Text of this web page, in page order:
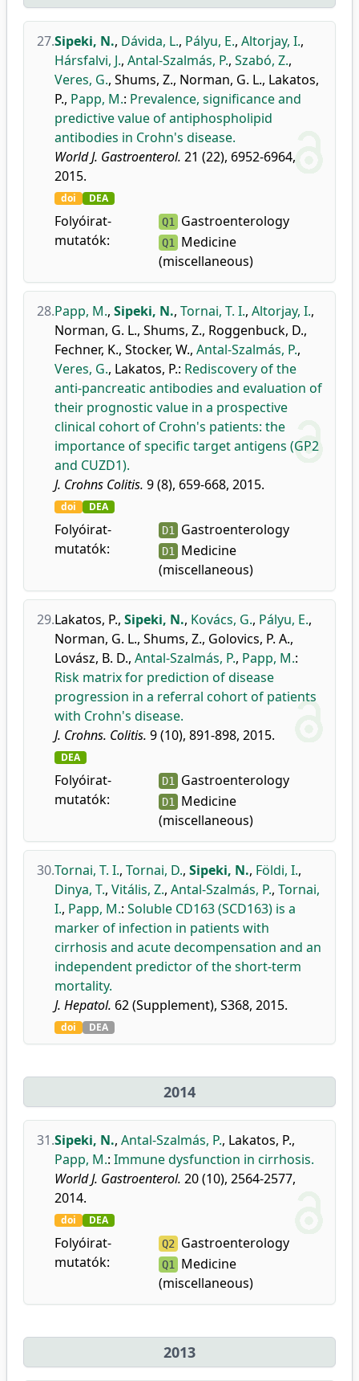
27.Sipeki, N., Dávida, L., Pályu, E., Altorjay, I.,
Hársfalvi, J., Antal-Szalmás, P., Szabó, Z.,
Veres, G., Shums, Z., Norman, G. L., Lakatos,
P., Papp, M.: Prevalence, significance and
predictive value of antiphospholipid
antibodies in Crohn's disease.
World J. Gastroenterol. 21 (22), 6952-6964,
2015.
doi DEA
Folyóirat-
mutatók:
Q1 Gastroenterology
Q1
Medicine
(miscellaneous)
28.Papp, M., Sipeki, N., Tornai, T. I., Altorjay, I.,
Norman, G. L., Shums, Z., Roggenbuck, D.,
Fechner, K., Stocker, W., Antal-Szalmás, P.,
Veres, G., Lakatos, P.: Rediscovery of the
anti-pancreatic antibodies and evaluation of
their prognostic value in a prospective
clinical cohort of Crohn's patients: the
importance of specific target antigens (GP2
and CUZD1).
J. Crohns Colitis. 9 (8), 659-668, 2015.
doi DEA
Folyóirat-
mutatók:
D1 Gastroenterology
D1
Medicine
(miscellaneous)
29.Lakatos, P., Sipeki, N., Kovács, G., Pályu, E.,
Norman, G. L., Shums, Z., Golovics, P. A.,
Lovász, B. D., Antal-Szalmás, P., Papp, M.:
Risk matrix for prediction of disease
progression in a referral cohort of patients
with Crohn's disease.
J. Crohns. Colitis. 9 (10), 891-898, 2015.
DEA
Folyóirat-
mutatók:
D1 Gastroenterology
D1
Medicine
(miscellaneous)
30.Tornai, T. I., Tornai, D., Sipeki, N., Földi, I.,
Dinya, T., Vitális, Z., Antal-Szalmás, P., Tornai,
I., Papp, M.: Soluble CD163 (SCD163) is a
marker of infection in patients with
cirrhosis and acute decompensation and an
independent predictor of the short-term
mortality.
J. Hepatol. 62 (Supplement), S368, 2015.
doi DEA
2014
31.Sipeki, N., Antal-Szalmás, P., Lakatos, P.,
Papp, M.: Immune dysfunction in cirrhosis.
World J. Gastroenterol. 20 (10), 2564-2577,
2014.
doi DEA
Folyóirat-
mutatók:
Q2 Gastroenterology
Q1
Medicine
(miscellaneous)
2013